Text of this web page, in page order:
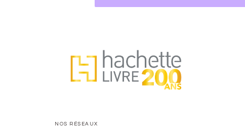
NOS RÉSEAUX